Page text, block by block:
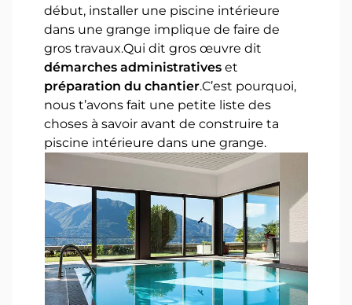
début, installer une piscine intérieure
dans une grange implique de faire de
gros travaux.Qui dit gros œuvre dit
démarches administratives et
préparation du chantier.C’est pourquoi,
nous t’avons fait une petite liste des
choses à savoir avant de construire ta
piscine intérieure dans une grange.